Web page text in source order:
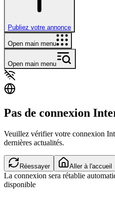
Publiez votre annonce
Open main menu
Open main menu
Pas de connexion
Veuillez vérifier votre connexion
dernières actualités.
Réessayer Aller à l'accueil
La connexion sera rétablie
disponible